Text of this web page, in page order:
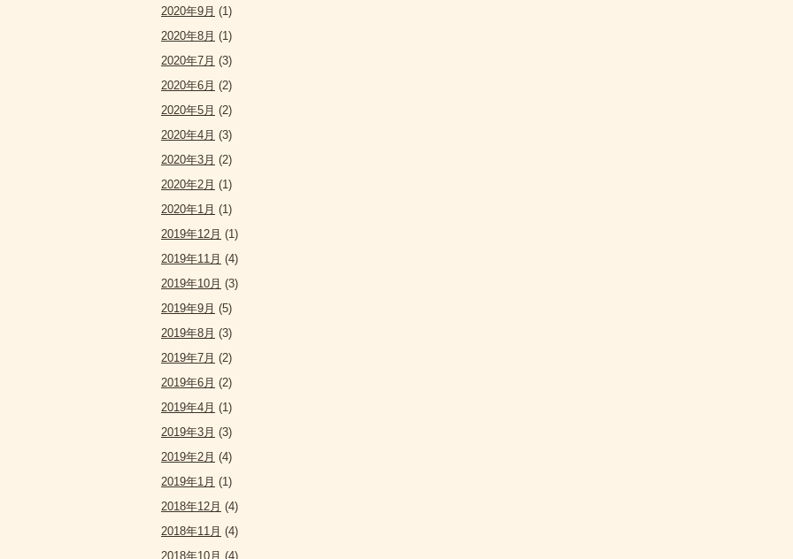
2020年9月 (1)
2020年8月 (1)
2020年7月 (3)
2020年6月 (2)
2020年5月 (2)
2020年4月 (3)
2020年3月 (2)
2020年2月 (1)
2020年1月 (1)
2019年12月 (1)
2019年11月 (4)
2019年10月 (3)
2019年9月 (5)
2019年8月 (3)
2019年7月 (2)
2019年6月 (2)
2019年4月 (1)
2019年3月 (3)
2019年2月 (4)
2019年1月 (1)
2018年12月 (4)
2018年11月 (4)
2018年10月 (4)